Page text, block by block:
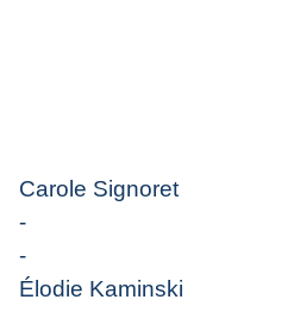
Carole Signoret
-
-
Élodie Kaminski